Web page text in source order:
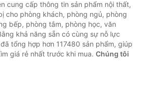
cung cấp thông tin sản phẩm nội thất,
cho phòng khách, phòng ngủ, phòng
bếp, phòng tắm, phòng học, văn
khả năng sẵn có cùng sự nỗ lực
tổng hợp hơn 117480 sản phẩm, giúp
giá rẻ nhất trước khi mua. Chúng tôi